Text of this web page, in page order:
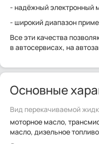
- надёжный электронный
- широкий диапазон
Все эти качества
в автосервисах, на
Основные
Вид перекачиваемой
моторное масло,
масло, дизельное топливо